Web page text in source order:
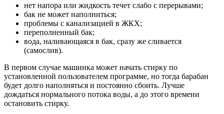
нет напора или жидкость течет слабо с перерывами;
бак не может наполниться;
проблемы с канализацией в ЖКХ;
переполненный бак;
вода, наливающаяся в бак, сразу же сливается
(самослив).
В первом случае машинка может начать стирку по
установленной пользователем программе, но тогда барабан
будет долго наполняться и постоянно сбоить. Лучше
дождаться нормального потока воды, а до этого времени
остановить стирку.